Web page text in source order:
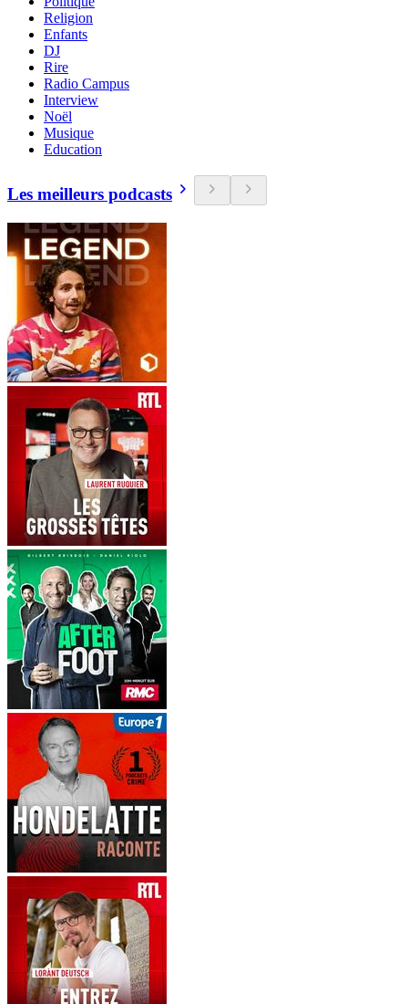
Religion
Enfants
DJ
Rire
Radio Campus
Interview
Noël
Musique
Education
Les meilleurs podcasts